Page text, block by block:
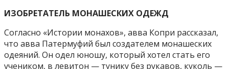
ИЗОБРЕТАТЕЛЬ МОНАШЕСКИХ ОДЕЖД
Согласно «Истории монахов», авва Копри рассказал,
что авва Патермуфий был создателем монашеских
одеяний. Он одел юношу, который хотел стать его
учеником, в левитон — тунику без рукавов, куколь —